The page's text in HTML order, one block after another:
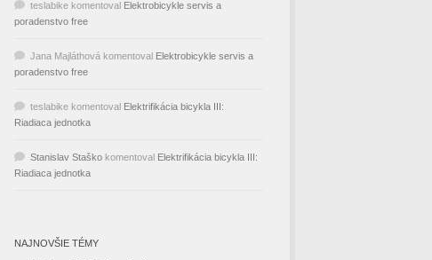
teslabike komentoval Elektrobicykle servis a
poradenstvo free
Jana Majláthová komentoval Elektrobicykle servis a
poradenstvo free
teslabike komentoval Elektrifikácia bicykla III:
Riadiaca jednotka
Stanislav Staško komentoval Elektrifikácia bicykla III:
Riadiaca jednotka
NAJNOVŠIE TÉMY